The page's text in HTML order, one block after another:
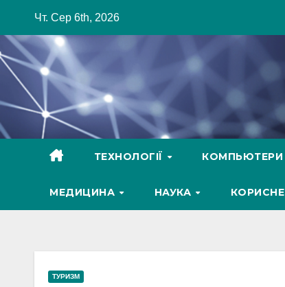
content
Чт. Сер 6th, 2026
ТЕХНОЛОГІЇ КОМПЬЮТЕРИ
МЕДИЦИНА НАУКА КОРИСНЕ
ТУРИЗМ